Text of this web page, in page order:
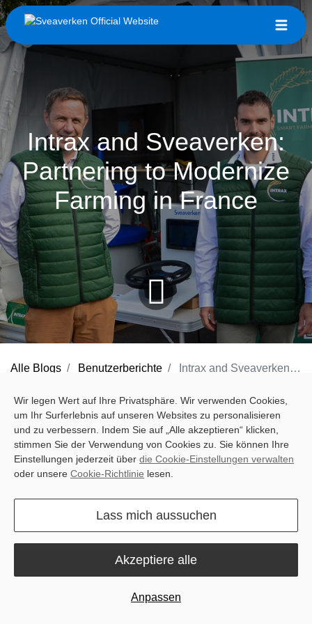
Intrax and Sveaverken:
Partnering to Modernize
Farming in France
Alle Blogs Benutzerberichte Intrax and Sveaverken: Partnering to Modernize Farming in France
In the heart of France's agricultural landscape, Intrax and
Sveaverken have forged a partnership aimed at empowering
farmers with cutting-edge, affordable technology. Through
innovation, trust, and a shared vision for the future, this
collaboration tackles challenges and turns them into opportunities.
Meet the Team Behind Intrax
Intrax is spearheaded by two seasoned professionals with deep
Philippe Fournier, a machinery expert with
Wir legen Wert auf Ihre Privatsphäre. Wir verwenden Cookies,
um Ihr Surferlebnis auf unseren Websites zu personalisieren
und zu verbessern. Indem Sie auf „Alle akzeptieren“ klicken,
stimmen Sie der Verwendung von Cookies zu. Sie können Ihre
Einstellungen jederzeit über die Cookie-Einstellungen verwalten
oder unsere Cookie-Richtlinie lesen.
Lass mich aussuchen
Anpassen
Akzeptiere alle